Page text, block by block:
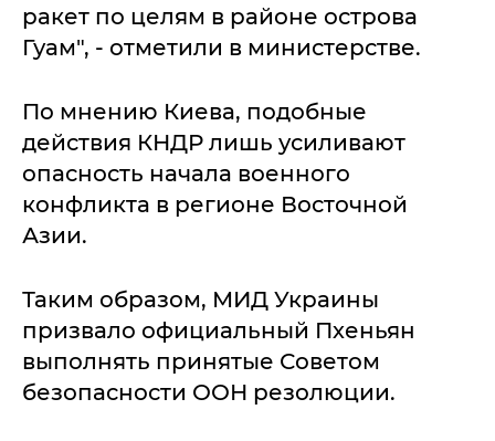
ракет по целям в районе острова
Гуам", - отметили в министерстве.
По мнению Киева, подобные
действия КНДР лишь усиливают
опасность начала военного
конфликта в регионе Восточной
Азии.
Таким образом, МИД Украины
призвало официальный Пхеньян
выполнять принятые Советом
безопасности ООН резолюции.